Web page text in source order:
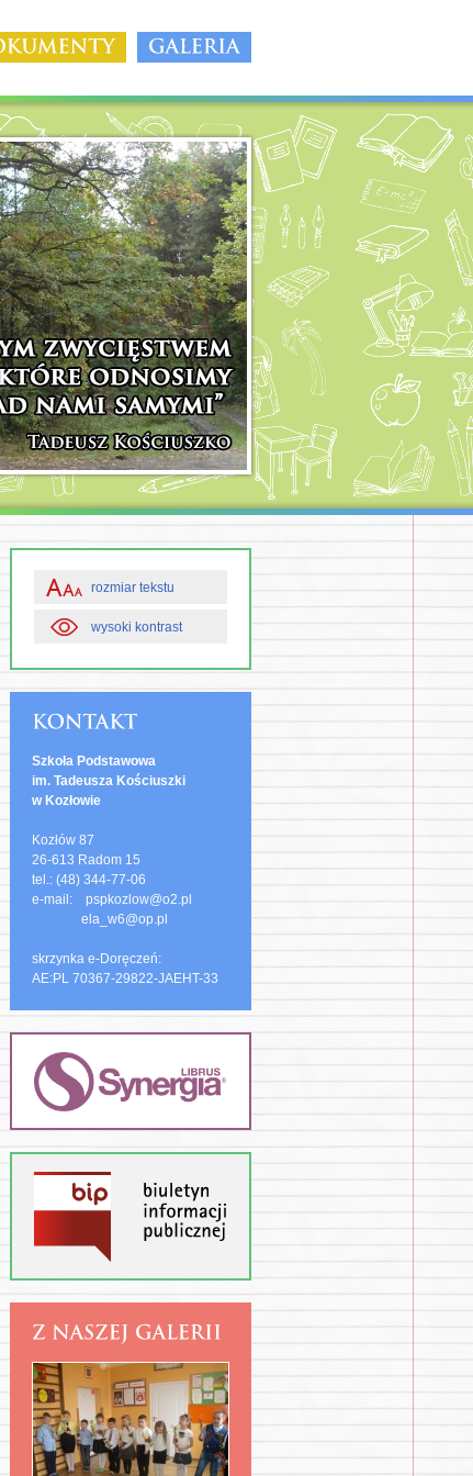
rozmiar tekstu
wysoki kontrast
Szkoła Podstawowa
im. Tadeusza Kościuszki
w Kozłowie
Kozłów 87
26-613 Radom 15
tel.: (48) 344-77-06
e-mail: pspkozlow@o2.pl
ela_w6@op.pl
skrzynka e-Doręczeń:
AE:PL 70367-29822-JAEHT-33